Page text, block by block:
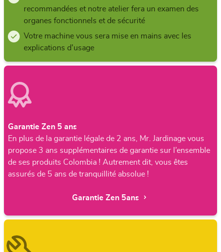
recommandées et notre atelier fera un examen des
organes fonctionnels et de sécurité
Votre machine vous sera mise en mains avec les
explications d'usage
Garantie Zen 5 ans
En plus de la garantie légale de 2 ans, Mr. Jardinage vous
propose 3 ans supplémentaires de garantie sur l’ensemble
de ses produits Colombia ! Autrement dit, vous êtes
assurés de 5 ans de tranquillité absolue !
Garantie Zen 5ans